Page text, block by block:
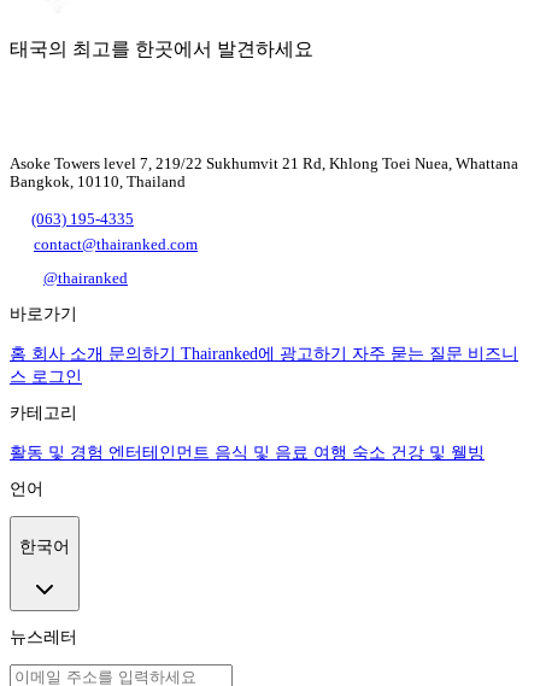
태국의 최고를 한곳에서 발견하세요
Asoke Towers level 7, 219/22 Sukhumvit 21 Rd, Khlong Toei Nuea, Whattana
Bangkok, 10110, Thailand
(063) 195-4335
contact@thairanked.com
@thairanked
바로가기
홈 회사 소개 문의하기 Thairanked에 광고하기 자주 묻는 질문 비즈니
스 로그인
카테고리
활동 및 경험 엔터테인먼트 음식 및 음료 여행 숙소 건강 및 웰빙
언어
한국어
뉴스레터